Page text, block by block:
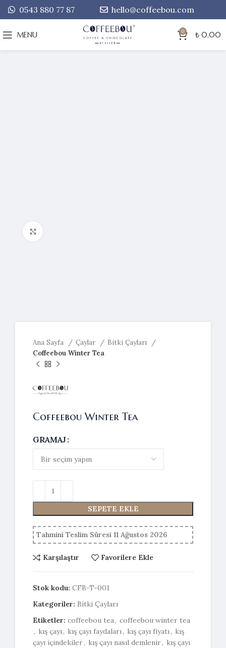
0543 880 77 87 hello@coffeebou.com
MENU 0 ₺ 0,00
Ana Sayfa Çaylar
Bitki Çayları
Coffeebou Winter Tea
Coffeebou Winter Tea
GRAMAJ
SEPETE EKLE
Tahmini Teslim Süresi 11 Ağustos 2026
Karşılaştır Favorilere Ekle
Stok kodu: CFB-T-001
Kategoriler: Bitki Çayları
Etiketler: coffeebou tea , coffeebou winter tea
, kış çayı , kış çayı faydaları , kış çayı fiyatı , kış
çayı içindekiler, kış çayı nasıl demlenir, kış çayı